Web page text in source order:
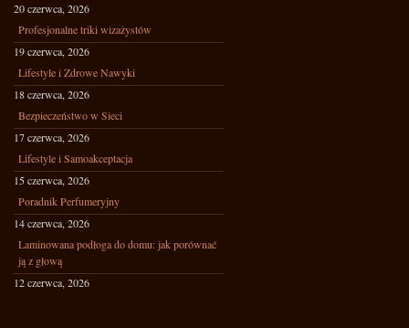
20 czerwca, 2026
Profesjonalne triki wizażystów
19 czerwca, 2026
Lifestyle i Zdrowe Nawyki
18 czerwca, 2026
Bezpieczeństwo w Sieci
17 czerwca, 2026
Lifestyle i Samoakceptacja
15 czerwca, 2026
Poradnik Perfumeryjny
14 czerwca, 2026
Laminowana podłoga do domu: jak porównać
ją z głową
12 czerwca, 2026